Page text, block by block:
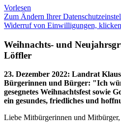
Vorlesen
Zum Ändern Ihrer
Widerruf von Einwilligungen,
Weihnachts- und
Löffler
23. Dezember 2022: Landrat
Bürgerinnen und Bürger: "Ich
gesegnetes Weihnachtsfest sowie
ein gesundes, friedliches und
Liebe Mitbürgerinnen und Mitbürger,